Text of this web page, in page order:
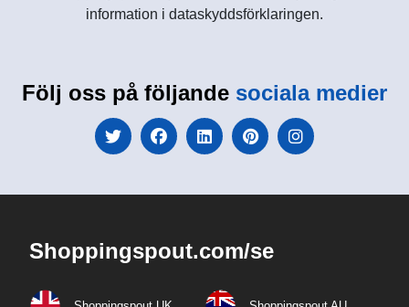
information i dataskyddsförklaringen.
Följ oss på följande sociala medier
Shoppingspout.com/se